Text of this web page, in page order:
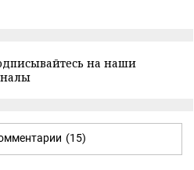
на наши
(15)